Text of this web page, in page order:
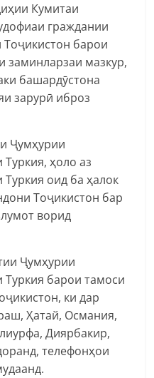
Кумитаи
граждании
Тоҷикистон барои
заминларзаи мазкур,
башардӯстона
зарурӣ иброз
Ҷумҳурии
ҳоло аз
оид ба ҳалок
Тоҷикистон бар
ворид
Ҷумҳурии
барои тамоси
ки дар
Ҳатай, Османия,
Диярбакир,
телефонҳои